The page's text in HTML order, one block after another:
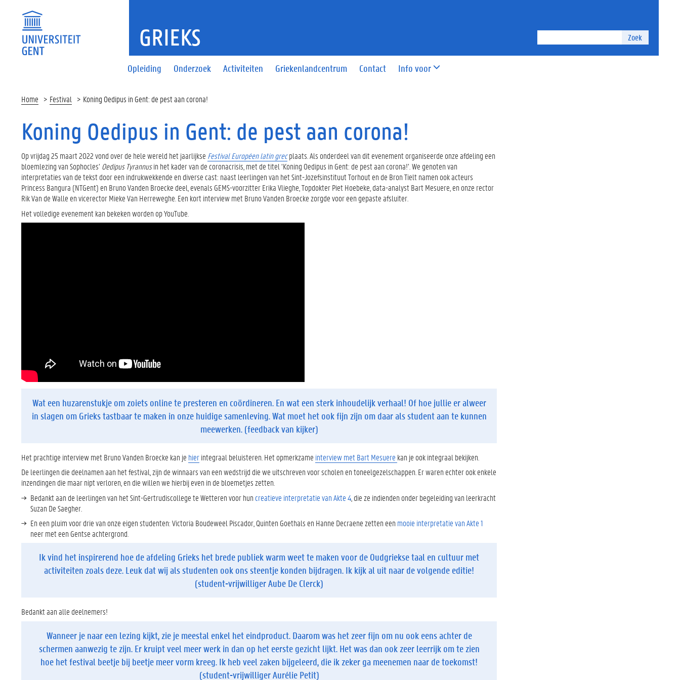
Zoek
Opleiding Onderzoek Activiteiten Griekenlandcentrum Contact Info voor
GRIEKS
Home Festival Koning Oedipus in Gent: de pest aan corona!
Koning Oedipus in Gent: de pest aan corona!
Op vrijdag 25 maart 2022 vond over de hele wereld het jaarlijkse Festival Européen latin grecplaats. Als onderdeel van dit evenement organiseerde onze afdeling een
bloemlezing van Sophocles’ Oedipus Tyrannusin het kader van de coronacrisis, met de titel ‘Koning Oedipus in Gent: de pest aan corona!’. We genoten van
interpretaties van de tekst door een indrukwekkende en diverse cast: naast leerlingen van het Sint-Jozefsinstituut Torhout en de Bron Tielt namen ook acteurs
Princess Bangura (NTGent) en Bruno Vanden Broecke deel, evenals GEMS-voorzitter Erika Vlieghe, Topdokter Piet Hoebeke, data-analyst Bart Mesuere, en onze rector
Rik Van de Walle en vicerector Mieke Van Herreweghe. Een kort interview met Bruno Vanden Broecke zorgde voor een gepaste afsluiter.
Het volledige evenement kan bekeken worden op YouTube.
Wat een huzarenstukje om zoiets online te presteren en coördineren. En wat een sterk inhoudelijk verhaal! Of hoe jullie er alweer
in slagen om Grieks tastbaar te maken in onze huidige samenleving. Wat moet het ook fijn zijn om daar als student aan te kunnen
meewerken. (feedback van kijker)
Het prachtige interview met Bruno Vanden Broecke kan je hierintegraal beluisteren. Het opmerkzame interview met Bart Mesuere kan je ook integraal bekijken.
De leerlingen die deelnamen aan het festival, zijn de winnaars van een wedstrijd die we uitschreven voor scholen en toneelgezelschappen. Er waren echter ook enkele
inzendingen die maar nipt verloren, en die willen we hierbij even in de bloemetjes zetten.
Bedankt aan de leerlingen van het Sint-Gertrudiscollege te Wetteren voor hun creatieve interpretatie van Akte 4, die ze indienden onder begeleiding van leerkracht
Suzan De Saegher.
En een pluim voor drie van onze eigen studenten: Victoria Boudeweel Piscador, Quinten Goethals en Hanne Decraene zetten een mooie interpretatie van Akte 1
neer met een Gentse achtergrond.
Ik vind het inspirerend hoe de afdeling Grieks het brede publiek warm weet te maken voor de Oudgriekse taal en cultuur met
activiteiten zoals deze. Leuk dat wij als studenten ook ons steentje konden bijdragen. Ik kijk al uit naar de volgende editie!
(student-vrijwilliger Aube De Clerck)
Bedankt aan alle deelnemers!
Wanneer je naar een lezing kijkt, zie je meestal enkel het eindproduct. Daarom was het zeer fijn om nu ook eens achter de
schermen aanwezig te zijn. Er kruipt veel meer werk in dan op het eerste gezicht lijkt. Het was dan ook zeer leerrijk om te zien
hoe het festival beetje bij beetje meer vorm kreeg. Ik heb veel zaken bijgeleerd, die ik zeker ga meenemen naar de toekomst!
(student-vrijwilliger Aurélie Petit)